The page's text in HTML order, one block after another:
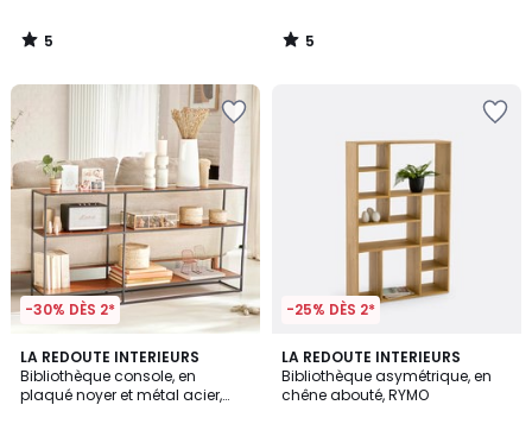
5
/
5
/
-30% DÈS 2*
LA REDOUTE INTERIEURS
Bibliothèque console, en
plaqué noyer et métal acier,
4,9
/ 5
-25% DÈS 2*
LA REDOUTE INTERIEURS
Bibliothèque asymétrique, en
chêne abouté, RYMO
4,6
/ 5